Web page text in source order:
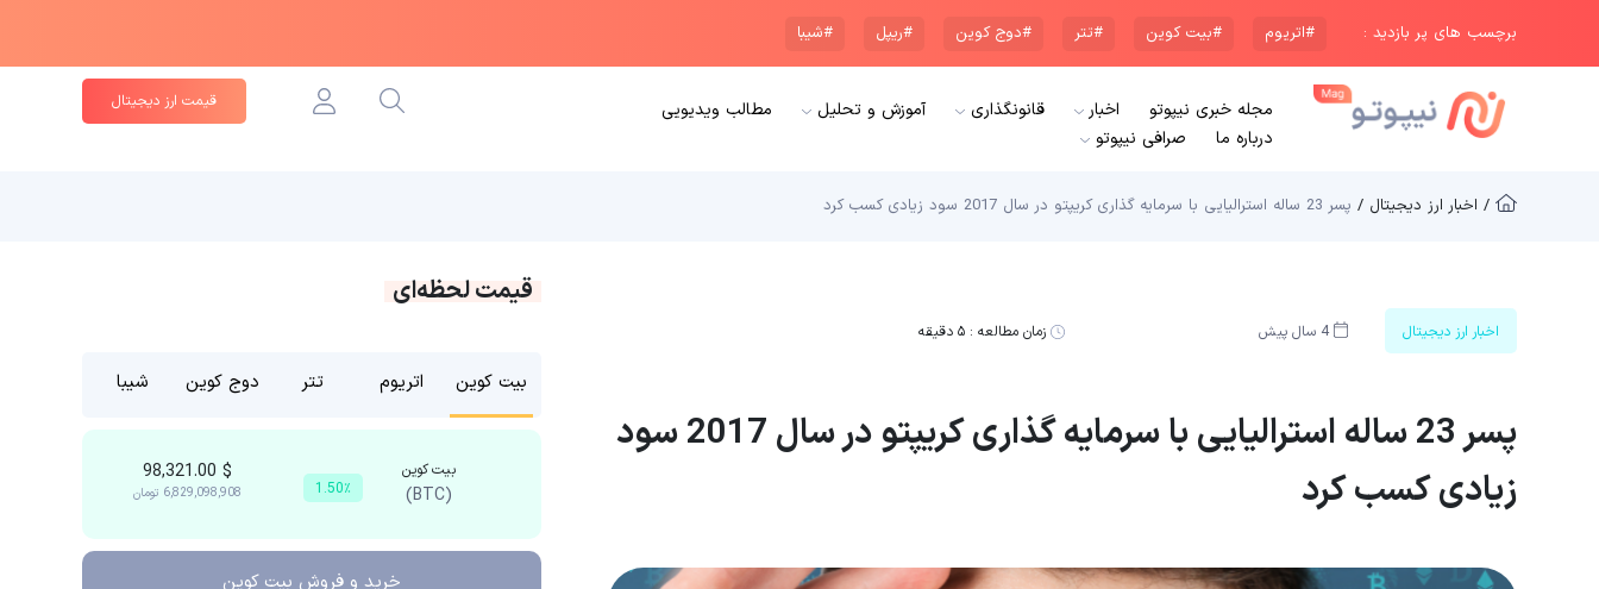
برچسب های پر بازدید : #اتریوم #بیت کوین #تتر #دوج کوین #ریپل #شیبا
مجله خبری نیپوتو اخبار قانونگذاری آموزش و تحلیل
مطالب ویدیویی
درباره ما
صرافی نیپوتو
قیمت ارز دیجیتال
/ اخبار ارز دیجیتال / پسر 23 ساله استرالیایی با سرمایه گذاری کریپتو در سال 2017 سود زیادی کسب کرد
اخبار ارز دیجیتال 4 سال پیش زمان مطالعه :۵ دقیقه
پسر 23 ساله استرالیایی با سرمایه گذاری کریپتو در سال 2017 سود
زیادی کسب کرد
قیمت لحظه‌ای
بیت کوین اتریوم تتر دوج کوین شیبا
بیت کوین
(BTC) 1.50٪
$
6,829,098,908 تومان
خرید و فروش بیت کوین